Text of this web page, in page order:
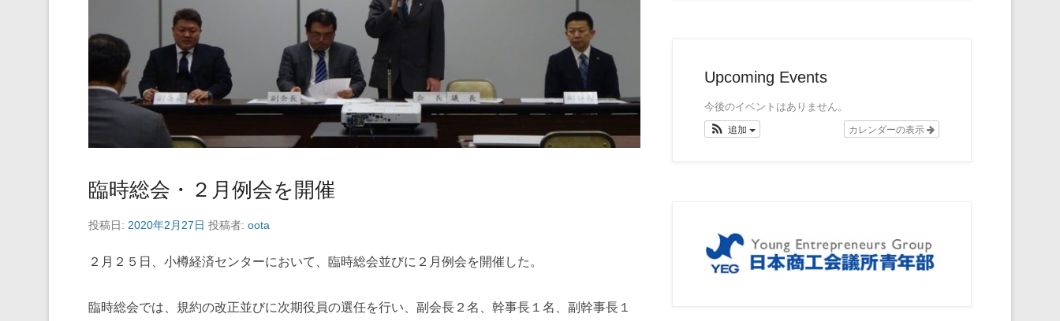
臨時総会・２月例会を開催
投稿日: 2020年2月27日 投稿者: oota
２月２５日、小樽経済センターにおいて、臨時総会並びに２月例会を開催した。
臨時総会では、規約の改正並びに次期役員の選任を行い、副会長２名、幹事長１名、副幹事長１
Upcoming Events
今後のイベントはありません。
カレンダーの表示
追加